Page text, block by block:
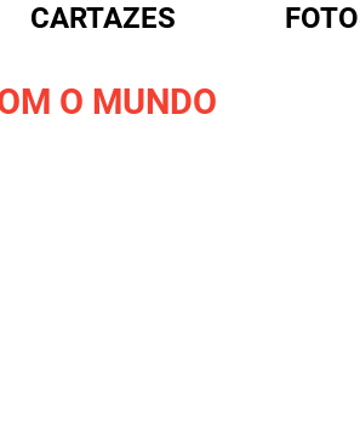
CARTAZES
O MUNDO
DE BUSCA